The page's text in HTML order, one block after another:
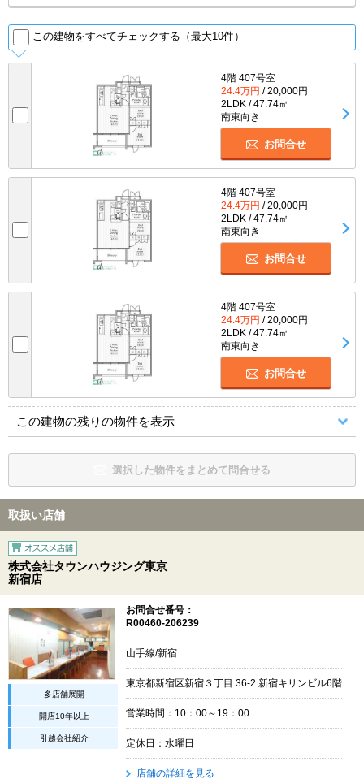
この建物をすべてチェックする（最大10件）
4階 407号室
24.4万円 / 20,000円
2LDK / 47.74㎡
南東向き
お問合せ
4階 407号室
24.4万円 / 20,000円
2LDK / 47.74㎡
南東向き
お問合せ
4階 407号室
24.4万円 / 20,000円
2LDK / 47.74㎡
南東向き
お問合せ
この建物の残りの物件を表示
選択した物件をまとめて問合せる
取扱い店舗
株式会社タウンハウジング東京
新宿店
多店舗展開
開店10年以上
引越会社紹介
お問合せ番号：
R00460-206239
山手線/新宿
東京都新宿区新宿３丁目 36-2 新宿キリンビル6階
営業時間：10：00～19：00
定休日：水曜日
店舗の詳細を見る